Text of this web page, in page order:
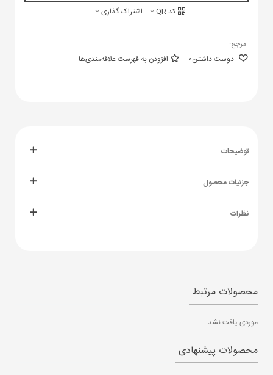
کد QR اشتراک گذاری
مرجع:
دوست داشتن0 افزودن به فهرست علاقه‌مندی‌ها
توضیحات
جزئیات محصول
نظرات
محصولات مرتبط
موردی یافت نشد
محصولات پیشنهادی